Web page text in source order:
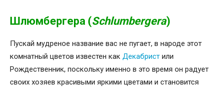
Шлюмбергера (Schlumbergera)
Пускай мудреное название вас не пугает, в народе этот
комнатный цветов известен как Декабрист или
Рождественник, поскольку именно в это время он радует
своих хозяев красивыми яркими цветами и становится